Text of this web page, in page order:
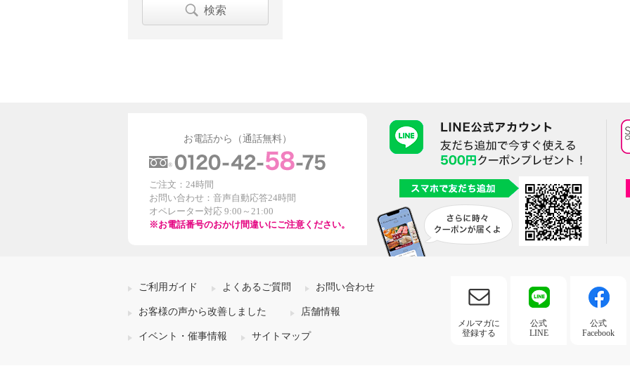
検索
お電話から（通話無料）
ご注文：24時間
お問い合わせ：音声自動応答24時間
オペレーター対応 9:00～21:00
※お電話番号のおかけ間違いにご注意ください。
ご利用ガイド よくあるご質問 お問い合わせ
お客様の声から改善しました 店舗情報
イベント・催事情報 サイトマップ
メルマガに
登録する
公式
LINE
公式
Facebook